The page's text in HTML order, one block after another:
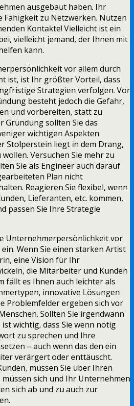
ausgebaut haben. Ihr
zu Netzwerken. Nutzen
Kontakte! Vielleicht ist ein
vielleicht jemand, der Ihnen mit
kann.
vor allem durch
ist, ist Ihr größter Vorteil, dass
Strategien verfolgen. Vor
besteht jedoch die Gefahr,
und vorbereiten, statt zu
Gründung sollten Sie das
wichtigen Aspekten
Stolperstein liegt in dem Drang,
Versuchen Sie mehr zu
Sie als Engineer auch darauf
Plan nicht
Reagieren Sie flexibel, wenn
Lieferanten, etc. kommen,
passen Sie Ihre Strategie
Unternehmerpersönlichkeit vor
Wenn Sie einen starken Artist
eine Vision für Ihr
die Mitarbeiter und Kunden
fällt es Ihnen auch leichter als
innovative Lösungen
Problemfelder ergeben sich vor
Sollten Sie irgendwann
wichtig, dass Sie wenn nötig
zu sprechen und Ihre
– auch wenn das den ein
verärgert oder enttäuscht.
müssen Sie über Ihren
müssen sich und Ihr Unternehmen
sich ab und zu auch zur